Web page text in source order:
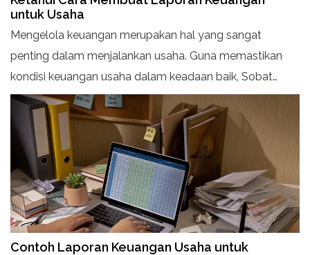
untuk Usaha
Mengelola keuangan merupakan hal yang sangat
penting dalam menjalankan usaha. Guna memastikan
kondisi keuangan usaha dalam keadaan baik, Sobat
Folio perlu menyusun laporan keuangan. Laporan
tersebut berperan sebagai alat untuk memantau
kesehatan finansial usaha serta mendukung
pengambilan keputusan yang tepat dan strategis.
Contoh Laporan Keuangan Usaha untuk